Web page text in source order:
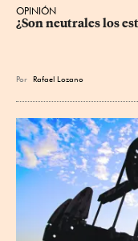
OPINIÓN
¿Son neutrales los
Por Rafael Lozano